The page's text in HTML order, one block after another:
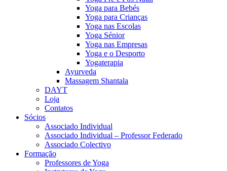
Yoga para Bebés
Yoga para Crianças
Yoga nas Escolas
Yoga Sénior
Yoga nas Empresas
Yoga e o Desporto
Yogaterapia
Ayurveda
Massagem Shantala
DAYT
Loja
Contatos
Sócios
Associado Individual
Associado Individual – Professor Federado
Associado Colectivo
Formação
Professores de Yoga